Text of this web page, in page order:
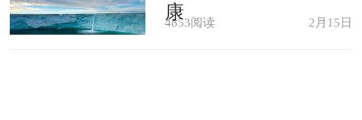
以借助“狐狸吊坠”吉祥物来期盼提升姻
康
4853阅读 2月15日